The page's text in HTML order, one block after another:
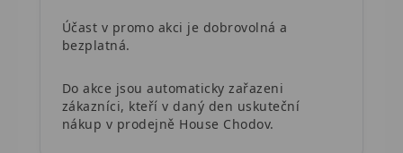
Účast v promo akci je dobrovolná a
bezplatná.
Do akce jsou automaticky zařazeni
zákazníci, kteří v daný den uskuteční
nákup v prodejně House Chodov.